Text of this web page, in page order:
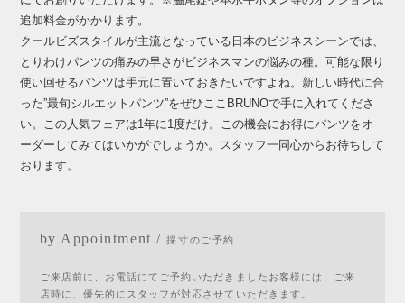
追加料金がかかります。
クールビズスタイルが主流となっている日本のビジネスシーンでは、
とりわけパンツの痛みの早さがビジネスマンの悩みの種。可能な限り
使い回せるパンツは手元に置いておきたいですよね。新しい時代に合
った”最旬シルエットパンツ”をぜひここBRUNOで手に入れてくださ
い。この人気フェアは1年に1度だけ。この機会にお得にパンツをオ
ーダーしてみてはいかがでしょうか。スタッフ一同心からお待ちして
おります。
by Appointment /採寸のご予約
ご来店前に、お電話にてご予約いただきましたお客様には、ご来
店時に、優先的にスタッフが対応させていただきます。